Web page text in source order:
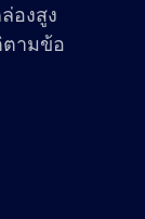
องสูง
ามข้อ